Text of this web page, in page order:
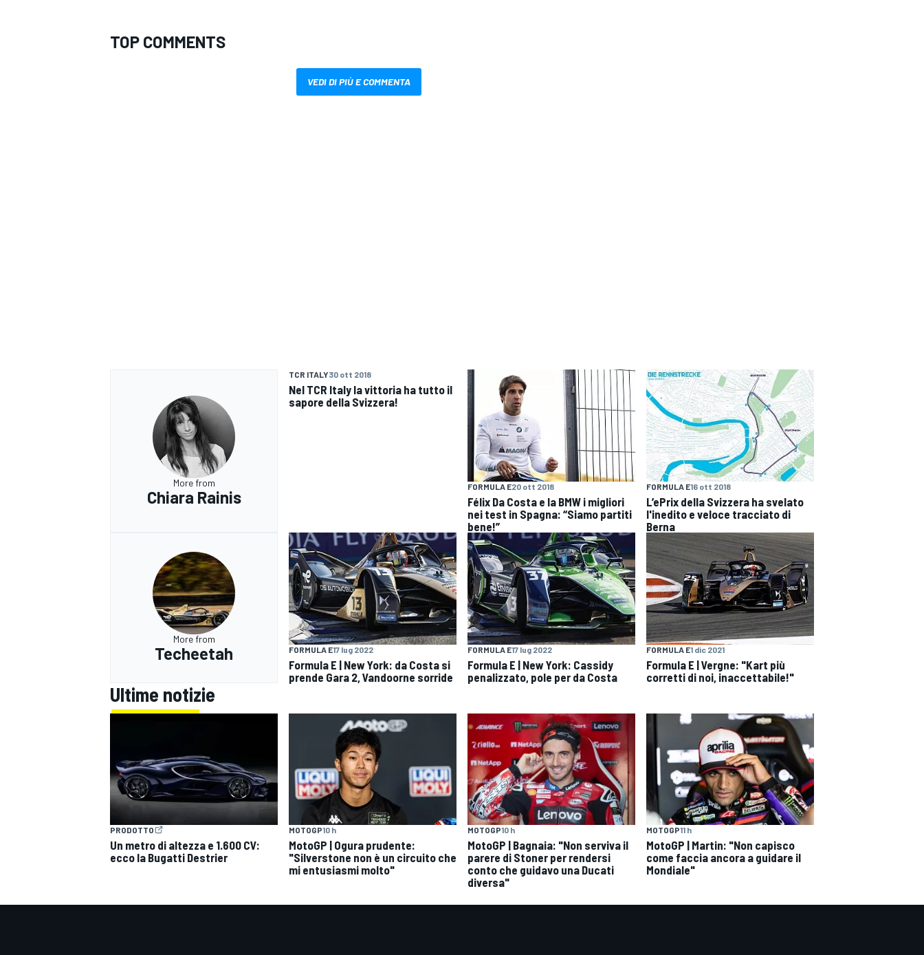
TOP COMMENTS
VEDI DI PIÙ E COMMENTA
More from
Chiara Rainis
TCR ITALY30 ott 2018
Nel TCR Italy la vittoria ha tutto il
sapore della Svizzera!
FORMULA E20 ott 2018
Félix Da Costa e la BMW i migliori
nei test in Spagna: “Siamo partiti
bene!”
FORMULA E16 ott 2018
L’ePrix della Svizzera ha svelato
l'inedito e veloce tracciato di
Berna
More from
Techeetah FORMULA E17 lug 2022
Formula E | New York: da Costa si
prende Gara 2, Vandoorne sorride
FORMULA E17 lug 2022
Formula E | New York: Cassidy
penalizzato, pole per da Costa
FORMULA E1 dic 2021
Formula E | Vergne: "Kart più
corretti di noi, inaccettabile!"
Ultime notizie
PRODOTTO
Un metro di altezza e 1.600 CV:
ecco la Bugatti Destrier
MOTOGP10 h
MotoGP | Ogura prudente:
"Silverstone non è un circuito che
mi entusiasmi molto"
MOTOGP10 h
MotoGP | Bagnaia: "Non serviva il
parere di Stoner per rendersi
conto che guidavo una Ducati
diversa"
MOTOGP11 h
MotoGP | Martin: "Non capisco
come faccia ancora a guidare il
Mondiale"